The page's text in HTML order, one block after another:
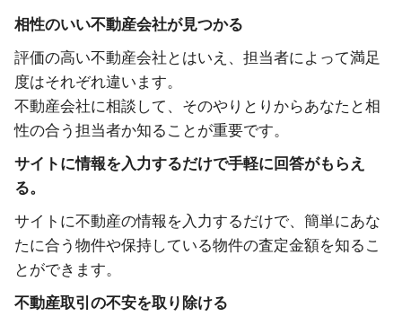
相性のいい不動産会社が見つかる
評価の高い不動産会社とはいえ、担当者によって満足
度はそれぞれ違います。
不動産会社に相談して、そのやりとりからあなたと相
性の合う担当者か知ることが重要です。
サイトに情報を入力するだけで手軽に回答がもらえ
る。
サイトに不動産の情報を入力するだけで、簡単にあな
たに合う物件や保持している物件の査定金額を知るこ
とができます。
不動産取引の不安を取り除ける